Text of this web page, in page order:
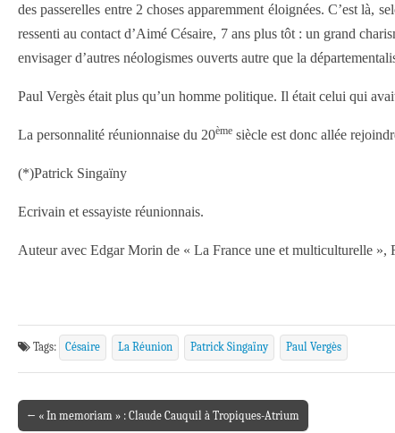
des passerelles entre 2 choses apparemment éloignées. C’est là,
ressenti au contact d’Aimé Césaire, 7 ans plus tôt : un grand
envisager d’autres néologismes ouverts autre que la
Paul Vergès était plus qu’un homme politique. Il était celui qui
La personnalité réunionnaise du 20ème siècle est donc allée
(*)Patrick Singaïny
Ecrivain et essayiste réunionnais.
Auteur avec Edgar Morin de « La France une et multiculturelle »,
Tags: Césaire La Réunion Patrick Singaïny Paul Vergès
Post navigation
← « In memoriam » : Claude Cauquil à Tropiques-Atrium